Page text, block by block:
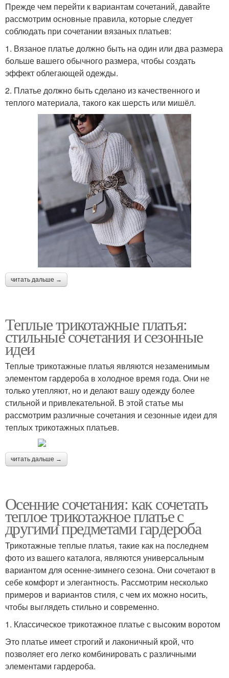
Прежде чем перейти к вариантам сочетаний, давайте
рассмотрим основные правила, которые следует
соблюдать при сочетании вязаных платьев:
1. Вязаное платье должно быть на один или два размера
больше вашего обычного размера, чтобы создать
эффект облегающей одежды.
2. Платье должно быть сделано из качественного и
теплого материала, такого как шерсть или мишёл.
читать дальше →
Теплые трикотажные платья:
стильные сочетания и сезонные
идеи
Теплые трикотажные платья являются незаменимым
элементом гардероба в холодное время года. Они не
только утепляют, но и делают вашу одежду более
стильной и привлекательной. В этой статье мы
рассмотрим различные сочетания и сезонные идеи для
теплых трикотажных платьев.
читать дальше →
Осенние сочетания: как сочетать
теплое трикотажное платье с
другими предметами гардероба
Трикотажные теплые платья, такие как на последнем
фото из вашего каталога, являются универсальным
вариантом для осенне-зимнего сезона. Они сочетают в
себе комфорт и элегантность. Рассмотрим несколько
примеров и вариантов стиля, с чем их можно носить,
чтобы выглядеть стильно и современно.
1. Классическое трикотажное платье с высоким воротом
Это платье имеет строгий и лаконичный крой, что
позволяет его легко комбинировать с различными
элементами гардероба.